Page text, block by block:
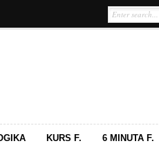
KURS F. 6 MINUTA F.